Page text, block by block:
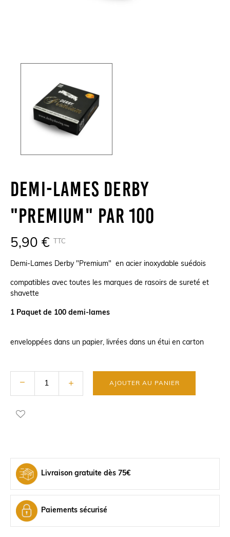
Demi-Lames Derby
"Premium" Par 100
5,90 € TTC
Demi-Lames Derby "Premium" en acier inoxydable suédois
compatibles avec toutes les marques de rasoirs de sureté et
shavette
1 Paquet de 100 demi-lames
enveloppées dans un papier, livrées dans un étui en carton
AJOUTER AU PANIER
Livraison gratuite dès 75€
Paiements sécurisé